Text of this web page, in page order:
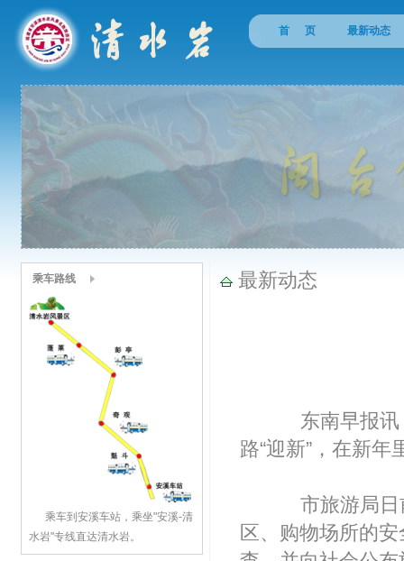
首 页 最新动态
乘车路线
乘车到安溪车站，乘坐"安溪-清
水岩"专线直达清水岩。
最新动态
东南早报讯（
路“迎新”，在新
市旅游局日前
区、购物场所的